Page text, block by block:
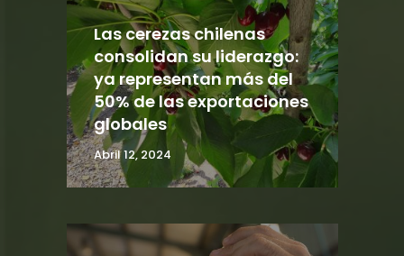
Las cerezas chilenas
consolidan su liderazgo:
ya representan más del
50% de las exportaciones
globales
Abril 12, 2024